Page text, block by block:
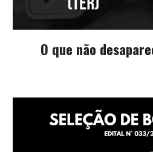
O que não